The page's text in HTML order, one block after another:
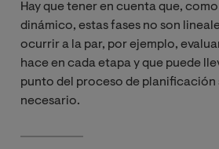
Hay que tener en cuenta que,
dinámico, estas fases no son
ocurrir a la par, por ejemplo,
hace en cada etapa y que puede
punto del proceso de planificación
necesario.